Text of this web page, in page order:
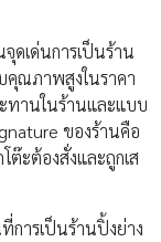
ดเด่นการเป็นร้าน
ณภาพสูงในราคา
ทานในร้านและแบบ
ของร้านคือ
ต๊ะต้องสั่งและถูกเส
การเป็นร้านปิ้งย่าง